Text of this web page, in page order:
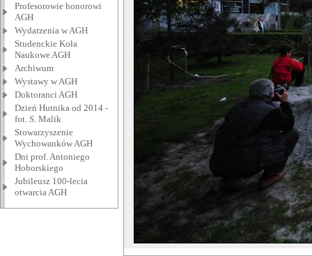
Profesorowie honorowi
AGH
Wydarzenia w AGH
Studenckie Koła
Naukowe AGH
Archiwum
Wystawy w AGH
Doktoranci AGH
Dzień Hutnika od 2014 -
fot. S. Malik
Stowarzyszenie
Wychowanków AGH
Dni prof. Antoniego
Hoborskiego
Jubileusz 100-lecia
otwarcia AGH